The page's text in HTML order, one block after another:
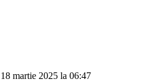
martie 2025 la 06:47